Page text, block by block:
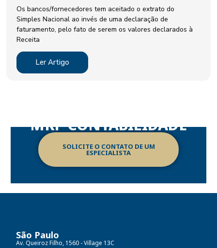
Os bancos/fornecedores tem aceitado o extrato do
Simples Nacional ao invés de uma declaração de
faturamento, pelo fato de serem os valores declarados à
Receita
Ler Artigo
MKP CONTABILIDADE
SOLICITE O CONTATO DE UM
ESPECIALISTA
São Paulo
Av. Queiroz Filho, 1560 - Village 13C